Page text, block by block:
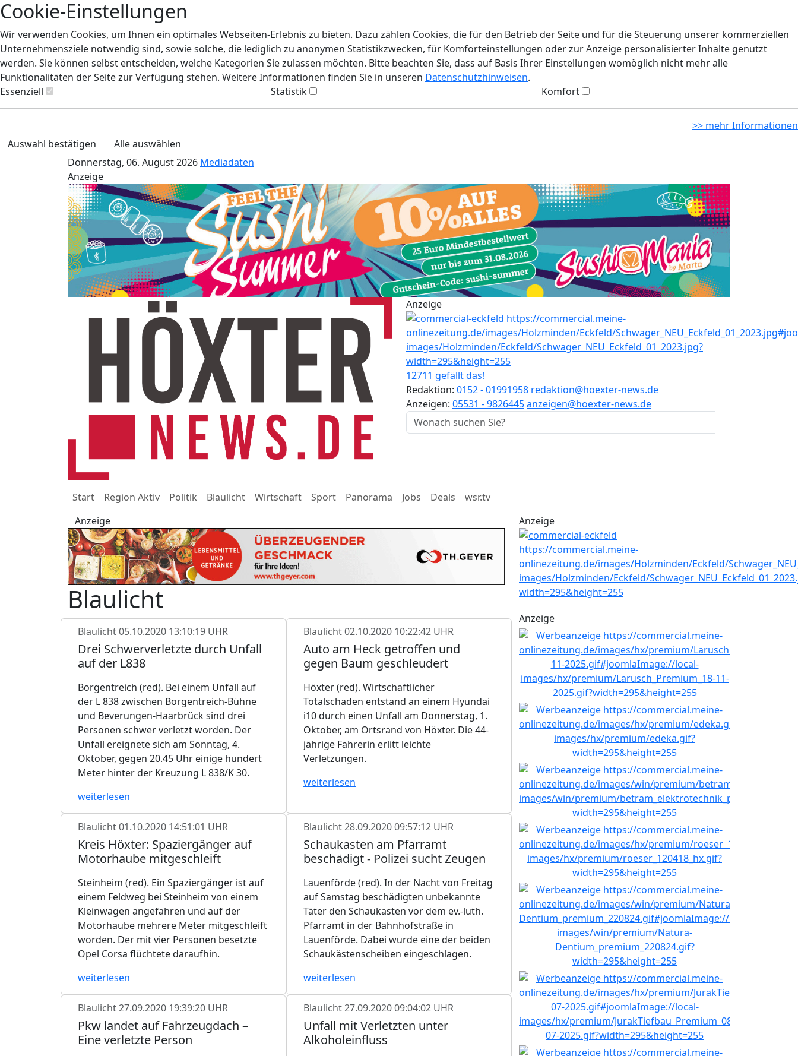
Cookie-Einstellungen
Wir verwenden Cookies, um Ihnen ein optimales Webseiten-Erlebnis zu bieten. Dazu zählen Cookies, die für den Betrieb der Seite und für die Steuerung unserer kommerziellen
Unternehmensziele notwendig sind, sowie solche, die lediglich zu anonymen Statistikzwecken, für Komforteinstellungen oder zur Anzeige personalisierter Inhalte genutzt
werden. Sie können selbst entscheiden, welche Kategorien Sie zulassen möchten. Bitte beachten Sie, dass auf Basis Ihrer Einstellungen womöglich nicht mehr alle
Funktionalitäten der Seite zur Verfügung stehen. Weitere Informationen finden Sie in unseren Datenschutzhinweisen.
Essenziell
Statistik Komfort
>> mehr Informationen
Auswahl bestätigen
Alle auswählen
Donnerstag, 06. August 2026 Mediadaten
Anzeige
Anzeige
12711 gefällt das!
Redaktion: 0152 - 01991958 redaktion@hoexter-news.de
Anzeigen: 05531 - 9826445anzeigen@hoexter-news.de
Start Region Aktiv Politik Blaulicht Wirtschaft Sport Panorama Jobs Deals
wsr.tv
Anzeige
Blaulicht
Blaulicht05.10.2020 13:10:19 UHR
Drei Schwerverletzte durch Unfall
auf der L838
Borgentreich (red). Bei einem Unfall auf
der L 838 zwischen Borgentreich-Bühne
und Beverungen-Haarbrück sind drei
Personen schwer verletzt worden. Der
Unfall ereignete sich am Sonntag, 4.
Oktober, gegen 20.45 Uhr einige hundert
Meter hinter der Kreuzung L 838/K 30.
weiterlesen
Blaulicht02.10.2020 10:22:42 UHR
Auto am Heck getroffen und
gegen Baum geschleudert
Höxter (red). Wirtschaftlicher
Totalschaden entstand an einem Hyundai
i10 durch einen Unfall am Donnerstag, 1.
Oktober, am Ortsrand von Höxter. Die 44-
jährige Fahrerin erlitt leichte
Verletzungen.
weiterlesen
Blaulicht01.10.2020 14:51:01 UHR
Kreis Höxter: Spaziergänger auf
Motorhaube mitgeschleift
Steinheim (red). Ein Spaziergänger ist auf
einem Feldweg bei Steinheim von einem
Kleinwagen angefahren und auf der
Motorhaube mehrere Meter mitgeschleift
worden. Der mit vier Personen besetzte
Opel Corsa flüchtete daraufhin.
weiterlesen
Blaulicht28.09.2020 09:57:12 UHR
Schaukasten am Pfarramt
beschädigt - Polizei sucht Zeugen
Lauenförde (red). In der Nacht von Freitag
auf Samstag beschädigten unbekannte
Täter den Schaukasten vor dem ev.-luth.
Pfarramt in der Bahnhofstraße in
Lauenförde. Dabei wurde eine der beiden
Schaukästenscheiben eingeschlagen.
weiterlesen
Blaulicht27.09.2020 19:39:20 UHR
Pkw landet auf Fahrzeugdach –
Eine verletzte Person
Blaulicht27.09.2020 09:04:02 UHR
Unfall mit Verletzten unter
Alkoholeinfluss
Anzeige
Anzeige